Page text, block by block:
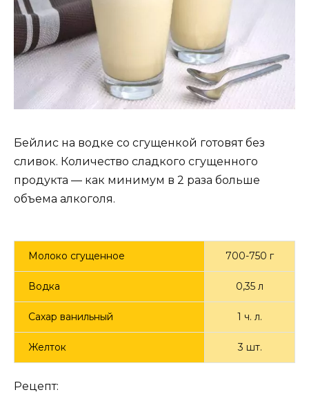
Бейлис на водке со сгущенкой готовят без
сливок. Количество сладкого сгущенного
продукта — как минимум в 2 раза больше
объема алкоголя.
Молоко сгущенное 700-750 г
Водка 0,35 л
Сахар ванильный 1 ч. л.
Желток 3 шт.
Рецепт: